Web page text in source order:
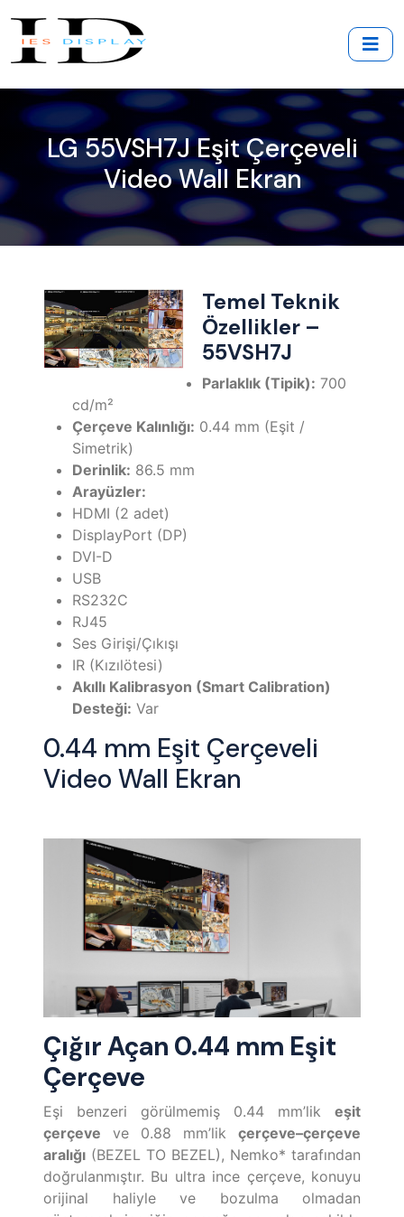
LG 55VSH7J Eşit Çerçeveli
Video Wall Ekran
Temel Teknik
Özellikler –
55VSH7J
Parlaklık (Tipik): 700
cd/m²
Çerçeve Kalınlığı: 0.44 mm (Eşit /
Simetrik)
Derinlik: 86.5 mm
Arayüzler:
HDMI (2 adet)
DisplayPort (DP)
DVI-D
USB
RS232C
RJ45
Ses Girişi/Çıkışı
IR (Kızılötesi)
Akıllı Kalibrasyon (Smart Calibration)
Desteği: Var
0.44 mm Eşit Çerçeveli
Video Wall Ekran
Çığır Açan 0.44 mm Eşit
Çerçeve
Eşi benzeri görülmemiş 0.44 mm’lik eşit
çerçeve ve 0.88 mm’lik çerçeve–çerçeve
aralığı (BEZEL TO BEZEL), Nemko* tarafından
doğrulanmıştır. Bu ultra ince çerçeve, konuyu
orijinal haliyle ve bozulma olmadan